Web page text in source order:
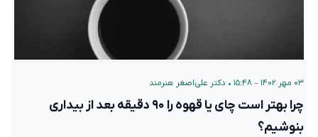
۰۳ مهر ۱۴۰۲ – ۱۵:۴۸ • دکتر علی‌اصغر هنرمند
چرا بهتر است چای یا قهوه را ۹۰ دقیقه بعد از بیداری
بنوشیم؟